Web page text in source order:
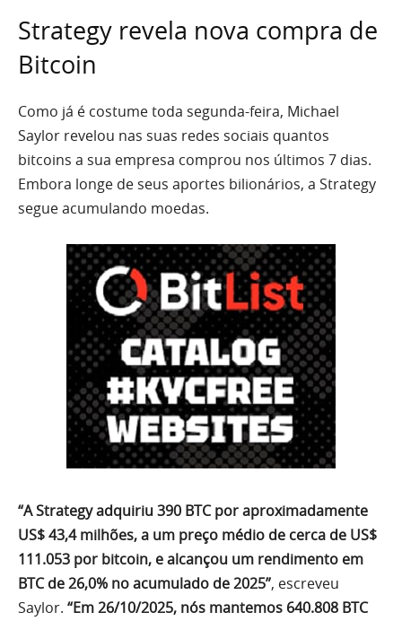
Strategy revela nova compra de
Bitcoin
Como já é costume toda segunda-feira, Michael
Saylor revelou nas suas redes sociais quantos
bitcoins a sua empresa comprou nos últimos 7 dias.
Embora longe de seus aportes bilionários, a Strategy
segue acumulando moedas.
“A Strategy adquiriu 390 BTC por aproximadamente
US$ 43,4 milhões, a um preço médio de cerca de US$
111.053 por bitcoin, e alcançou um rendimento em
BTC de 26,0% no acumulado de 2025”, escreveu
Saylor. “Em 26/10/2025, nós mantemos 640.808 BTC